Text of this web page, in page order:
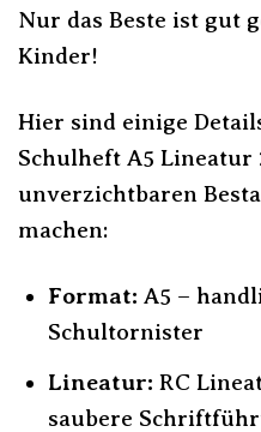
Nur das Beste ist gut
Kinder!
Hier sind einige
Schulheft A5 Lineatur
unverzichtbaren
machen:
Format: A5 –
Schultornister
Lineatur: RC
saubere